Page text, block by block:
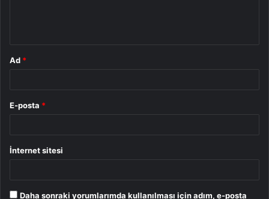
Ad *
E-posta *
İnternet sitesi
Daha sonraki yorumlarımda kullanılması için adım, e-posta